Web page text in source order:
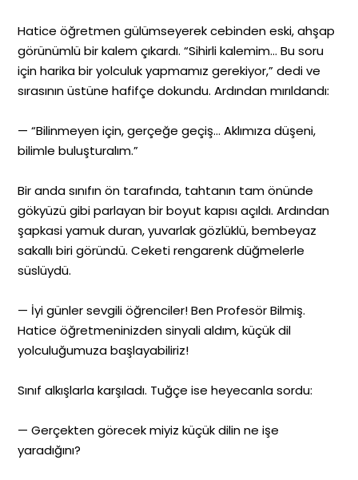
Hatice öğretmen gülümseyerek cebinden eski, ahşap
görünümlü bir kalem çıkardı. “Sihirli kalemim… Bu soru
için harika bir yolculuk yapmamız gerekiyor,” dedi ve
sırasının üstüne hafifçe dokundu. Ardından mırıldandı:
— “Bilinmeyen için, gerçeğe geçiş… Aklımıza düşeni,
bilimle buluşturalım.”
Bir anda sınıfın ön tarafında, tahtanın tam önünde
gökyüzü gibi parlayan bir boyut kapısı açıldı. Ardından
şapkasi yamuk duran, yuvarlak gözlüklü, bembeyaz
sakallı biri göründü. Ceketi rengarenk düğmelerle
süslüydü.
— İyi günler sevgili öğrenciler! Ben Profesör Bilmiş.
Hatice öğretmeninizden sinyali aldım, küçük dil
yolculuğumuza başlayabiliriz!
Sınıf alkışlarla karşıladı. Tuğçe ise heyecanla sordu:
— Gerçekten görecek miyiz küçük dilin ne işe
yaradığını?